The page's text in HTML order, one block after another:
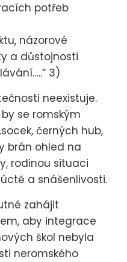
potřeb
názorové
a důstojnosti
3)
neexistuje.
se romským
černých hub,
brán ohled na
rodinou situaci
a snášenlivosti.
zahájit
aby integrace
škol nebyla
neromského